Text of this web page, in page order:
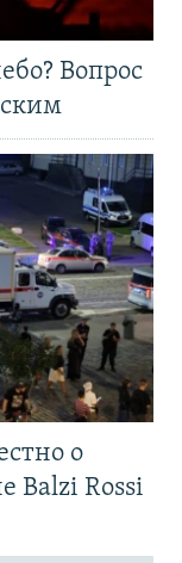
Вопрос
о
Balzi Rossi